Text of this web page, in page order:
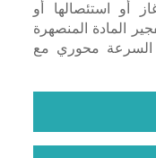
أو استئصالها أو
المادة المنصهرة
السرعة محوري مع